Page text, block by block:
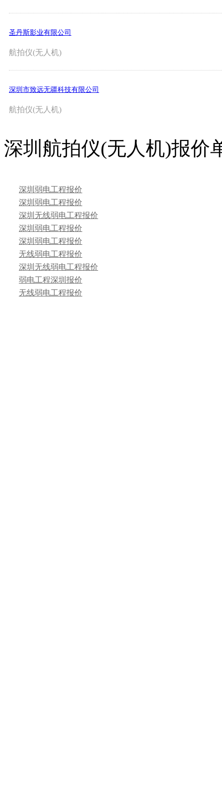
圣丹斯影业有限公司
航拍仪(无人机)
深圳市致远无疆科技有限公司
航拍仪(无人机)
深圳航拍仪(无人机)报价
深圳弱电工程报价
深圳弱电工程报价
深圳无线弱电工程报价
深圳弱电工程报价
深圳弱电工程报价
无线弱电工程报价
深圳无线弱电工程报价
弱电工程深圳报价
无线弱电工程报价